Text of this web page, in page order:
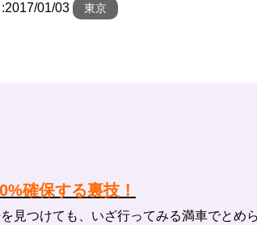
2017/01/03 東京
確保する裏技！
見つけても、いざ行ってみる満車でとめ